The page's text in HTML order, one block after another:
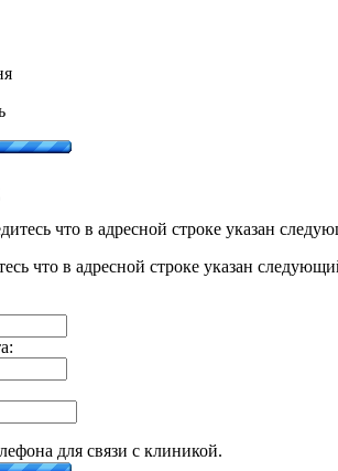
что в адресной строке указан
что в адресной строке указан
для связи с клиникой.